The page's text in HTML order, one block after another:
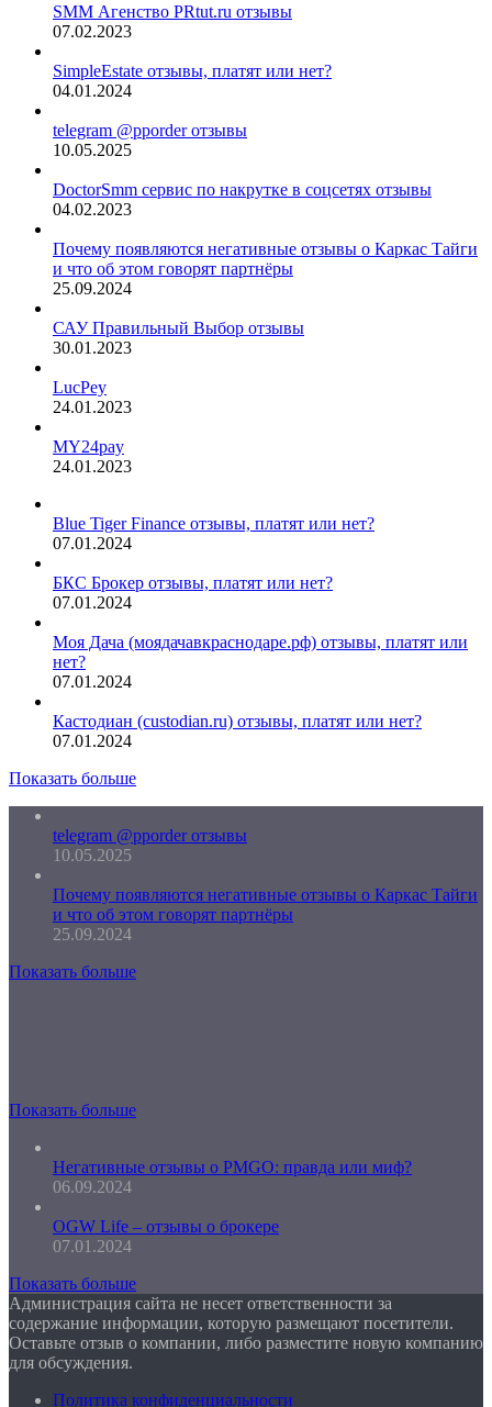
SMM Агенство PRtut.ru отзывы
07.02.2023
SimpleEstate отзывы, платят или нет?
04.01.2024
telegram @pporder отзывы
10.05.2025
DoctorSmm сервис по накрутке в соцсетях отзывы
04.02.2023
Почему появляются негативные отзывы о Каркас Тайги
и что об этом говорят партнёры
25.09.2024
САУ Правильный Выбор отзывы
30.01.2023
LucPey
24.01.2023
MY24pay
24.01.2023
Blue Tiger Finance отзывы, платят или нет?
07.01.2024
БКС Брокер отзывы, платят или нет?
07.01.2024
Моя Дача (моядачавкраснодаре.рф) отзывы, платят или
нет?
07.01.2024
Кастодиан (custodian.ru) отзывы, платят или нет?
07.01.2024
Показать больше
telegram @pporder отзывы
10.05.2025
Почему появляются негативные отзывы о Каркас Тайги
и что об этом говорят партнёры
25.09.2024
Показать больше
Показать больше
Негативные отзывы о PMGO: правда или миф?
06.09.2024
OGW Life – отзывы о брокере
07.01.2024
Показать больше
Администрация сайта не несет ответственности за
содержание информации, которую размещают посетители.
Оставьте отзыв о компании, либо разместите новую компанию
для обсуждения.
Политика конфиденциальности